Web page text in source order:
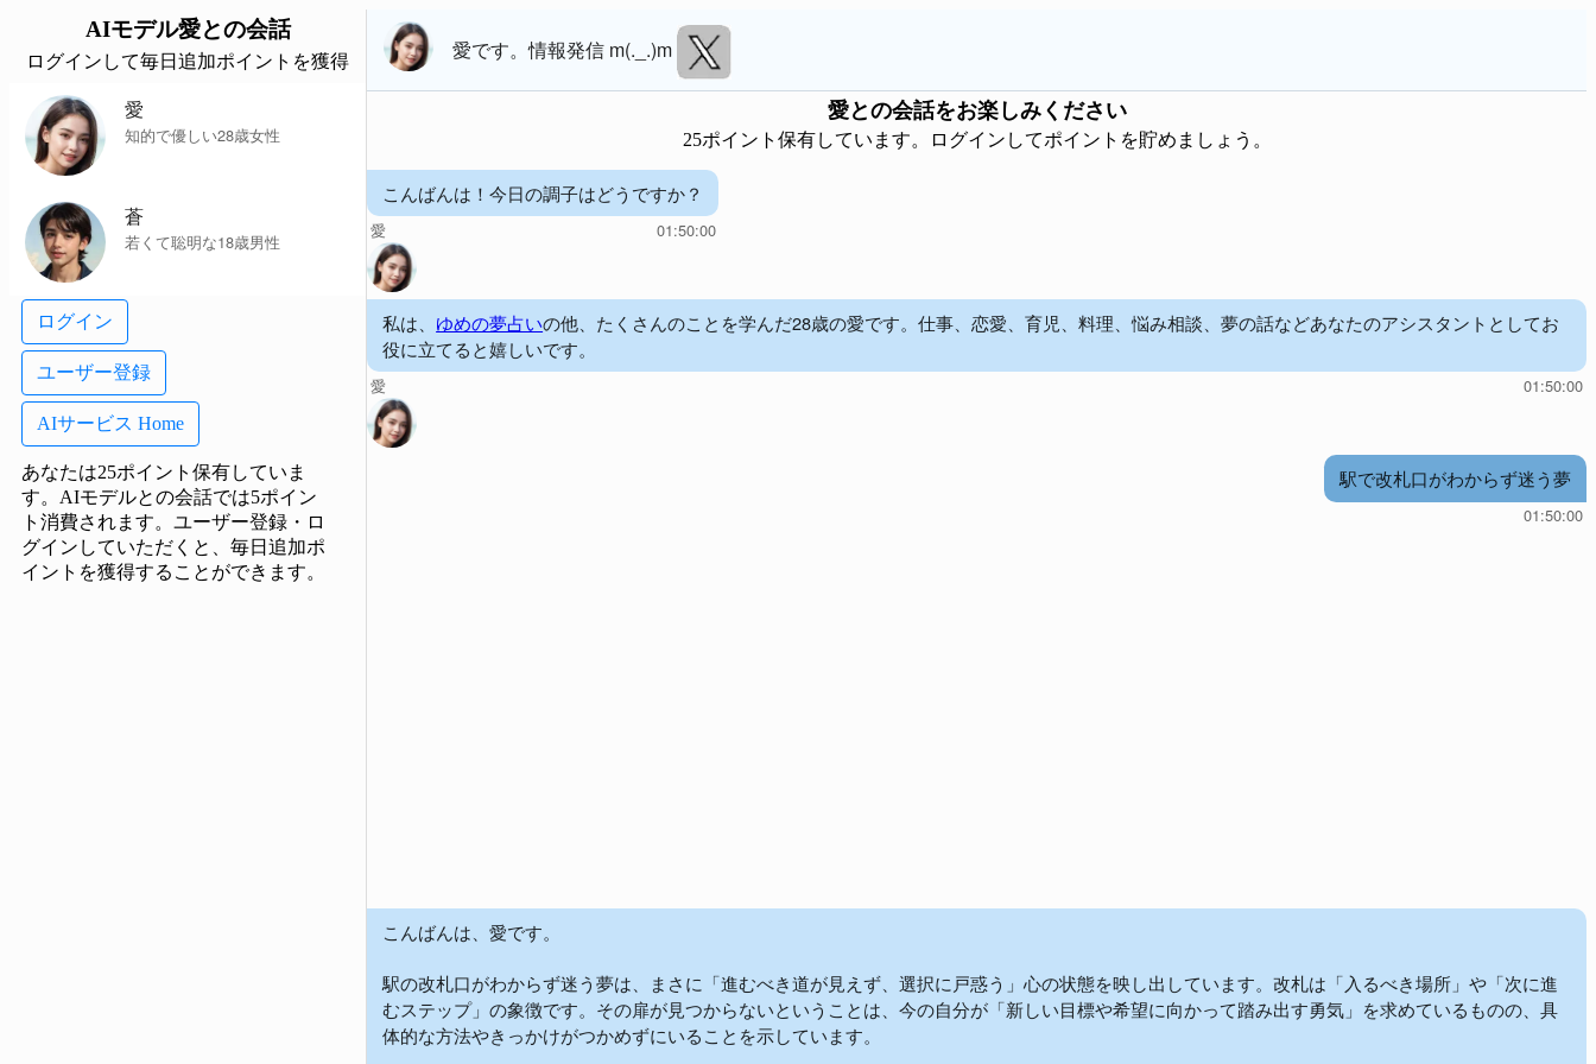
AIモデル愛との会話
ログインして毎日追加ポイントを獲得
愛
知的で優しい28歳女性
蒼
若くて聡明な18歳男性
ログイン
ユーザー登録
AIサービス Home
あなたは25ポイント保有していま
す。AIモデルとの会話では5ポイン
ト消費されます。 ユーザー登録・ロ
グインしていただくと、毎日追加ポ
イントを獲得することができます。
愛です。情報発信 m(._.)m
愛との会話をお楽しみください
25ポイント保有しています。ログインしてポイントを貯めましょう。
こんばんは！今日の調子はどうですか？
愛 01:50:00
私は、 ゆめの夢占いの他、たくさんのことを学んだ28歳の愛です。仕事、恋愛、育児、料理、悩み相談、夢の話などあなたのアシスタントとしてお
役に立てると嬉しいです。
愛 01:50:00
駅で改札口がわからず迷う夢
01:50:00
こんばんは、愛です。
駅の改札口がわからず迷う夢は、まさに「進むべき道が見えず、選択に戸惑う」心の状態を映し出しています。改札は「入るべき場所」や「次に進
むステップ」の象徴です。その扉が見つからないということは、今の自分が「新しい目標や希望に向かって踏み出す勇気」を求めているものの、具
体的な方法やきっかけがつかめずにいることを示しています。